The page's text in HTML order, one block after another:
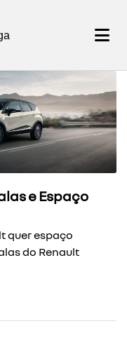
e Espaço
quer espaço
do Renault